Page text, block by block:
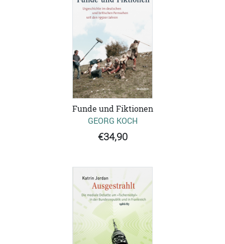
Funde und Fiktionen
GEORG KOCH
€34,90